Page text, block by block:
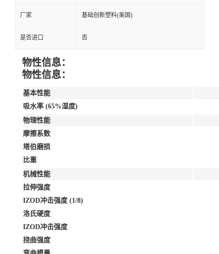
厂家 基础创新塑料(美国)
是否进口 否
物性信息：
物性信息：
基本性能
吸水率 (65%湿度)
物理性能
摩擦系数
塔伯磨损
比重
机械性能
拉伸强度
IZOD冲击强度 (1/8)
洛氏硬度
IZOD冲击强度
挠曲强度